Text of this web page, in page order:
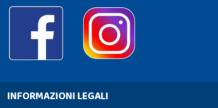
INFORMAZIONI LEGALI